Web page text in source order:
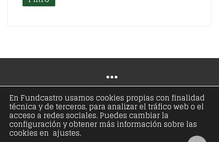
© Copyright 2021 - Fundación José Antonio de
Castro - Todos los derechos reservados
Aviso legal
En Fundcastro usamos cookies propias con finalidad
técnica y de terceros, para analizar el tráfico web o el
acceso a redes sociales. Puedes cambiar la
configuración y obtener más información sobre las
cookies en ajustes.